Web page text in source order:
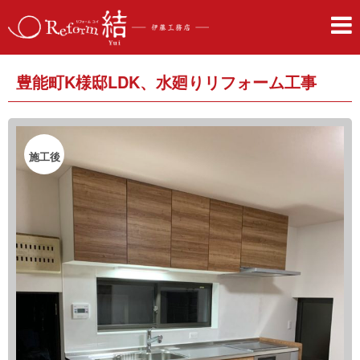
豊能町K様邸LDK、水廻りリフォーム工事
施工後